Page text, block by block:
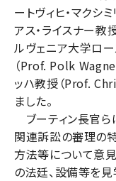
ートヴィヒ・マクシ
アス・ライスナー
ルヴェニア大学ロ
（Prof. Polk
ッハ教授（Prof.
ました。
ブーティン長官ら
関連訴訟の審理の
方法等について意
の法廷、設備等を見